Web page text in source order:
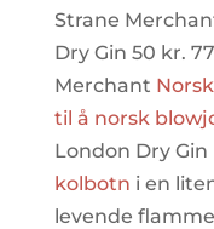
Strane
Dry Gin 50 kr.
Merchant
til å norsk
London Dry Gin
kolbotn i en
levende